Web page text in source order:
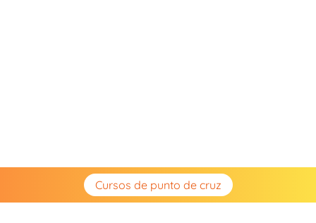
Cursos de punto de cruz